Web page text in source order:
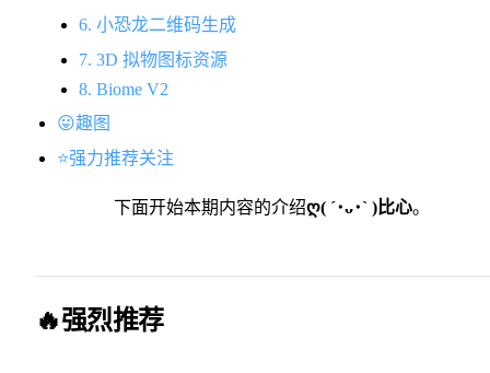
6. 小恐龙二维码生成
7. 3D 拟物图标资源
8. Biome V2
😛趣图
⭐️强力推荐关注
下面开始本期内容的介绍ღ( ´･ᴗ･` )比心。
🔥强烈推荐